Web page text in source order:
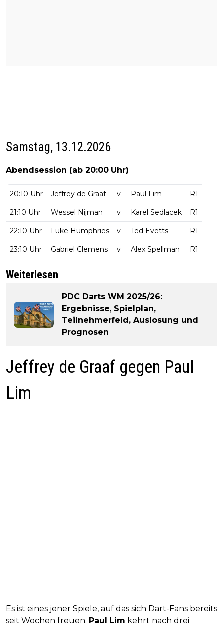
Samstag, 13.12.2026
Abendsession (ab 20:00 Uhr)
20:10 Uhr Jeffrey de Graaf v Paul Lim R1
21:10 Uhr Wessel Nijman v Karel Sedlacek R1
22:10 Uhr Luke Humphries v Ted Evetts R1
23:10 Uhr Gabriel Clemens v Alex Spellman R1
Weiterlesen
PDC Darts WM 2025/26:
Ergebnisse, Spielplan,
Teilnehmerfeld, Auslosung und
Prognosen
Jeffrey de Graaf gegen Paul
Lim
Es ist eines jener Spiele, auf das sich Dart-Fans bereits
seit Wochen freuen. Paul Lim kehrt nach drei